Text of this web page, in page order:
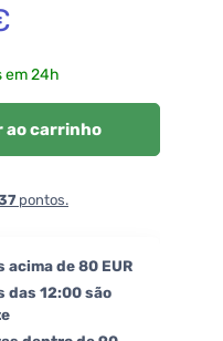
em 24h
ao carrinho
pontos.
de 80 EUR
das 12:00 são